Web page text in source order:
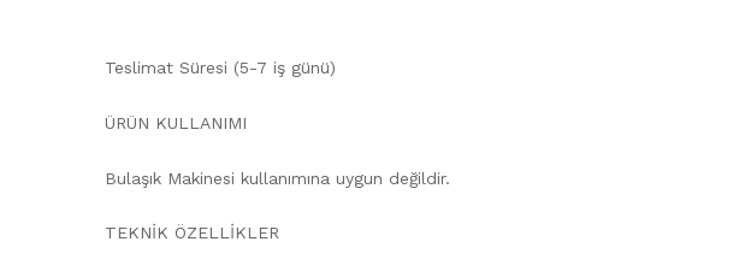
Teslimat Süresi (5-7 iş günü)
ÜRÜN KULLANIMI
Bulaşık Makinesi kullanımına uygun değildir.
TEKNİK ÖZELLİKLER